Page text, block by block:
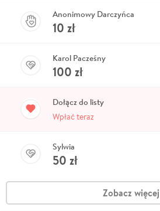
Anonimowy Darczyńca
10 zł
Karol Pacześny
100 zł
Dołącz do listy
Wpłać teraz
Sylwia
50 zł
Zobacz więcej